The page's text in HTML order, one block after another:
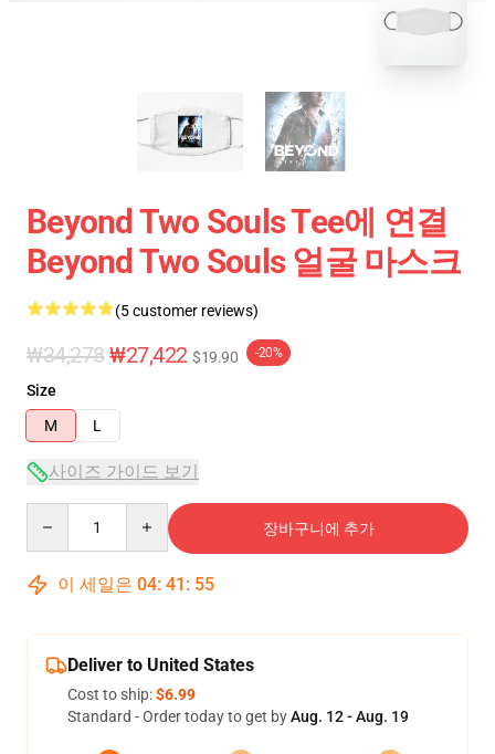
Beyond Two Souls Tee에 연결
Beyond Two Souls 얼굴 마스크
(5 customer reviews)
₩34,278₩27,422 $19.90 -20%
Size
M
L
사이즈 가이드 보기
장바구니에 추가
이 세일은 04: 41 : 54
Deliver to United States
Cost to ship:$6.99
Standard - Order today to get byAug. 12 - Aug. 19